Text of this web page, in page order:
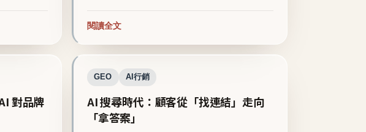
閱讀全文
對品牌
GEO AI行銷
AI 搜尋時代：顧客從「找連結」走向
「拿答案」